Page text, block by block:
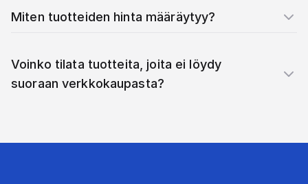
Miten tuotteiden hinta määräytyy?
Voinko tilata tuotteita, joita ei löydy
suoraan verkkokaupasta?